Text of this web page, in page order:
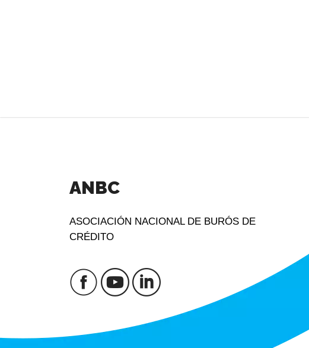
ANBC
ASOCIACIÓN NACIONAL DE BURÓS DE
CRÉDITO